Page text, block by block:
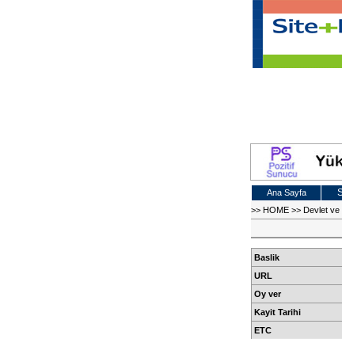
Ana Sayfa
>> HOME >> Devlet ve
Baslik
URL
Oy ver
Kayit Tarihi
ETC